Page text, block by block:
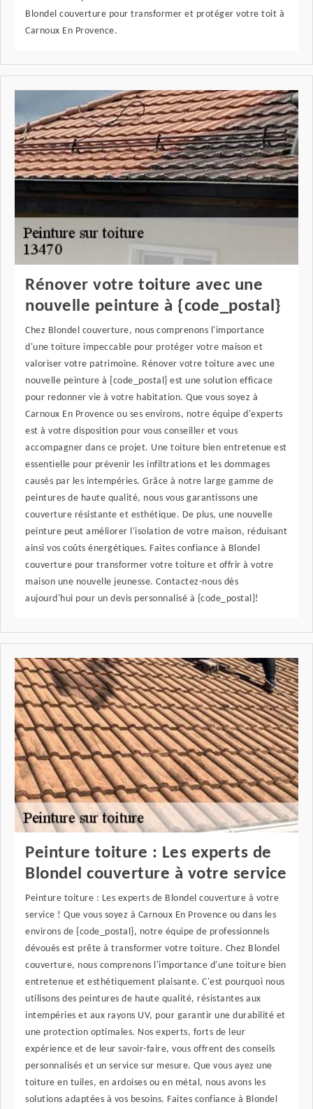
Blondel couverture pour transformer et protéger votre toit à
Carnoux En Provence.
Rénover votre toiture avec une
nouvelle peinture à {code_postal}
Chez Blondel couverture, nous comprenons l'importance
d'une toiture impeccable pour protéger votre maison et
valoriser votre patrimoine. Rénover votre toiture avec une
nouvelle peinture à {code_postal} est une solution efficace
pour redonner vie à votre habitation. Que vous soyez à
Carnoux En Provence ou ses environs, notre équipe d'experts
est à votre disposition pour vous conseiller et vous
accompagner dans ce projet. Une toiture bien entretenue est
essentielle pour prévenir les infiltrations et les dommages
causés par les intempéries. Grâce à notre large gamme de
peintures de haute qualité, nous vous garantissons une
couverture résistante et esthétique. De plus, une nouvelle
peinture peut améliorer l'isolation de votre maison, réduisant
ainsi vos coûts énergétiques. Faites confiance à Blondel
couverture pour transformer votre toiture et offrir à votre
maison une nouvelle jeunesse. Contactez-nous dès
aujourd'hui pour un devis personnalisé à {code_postal}!
Peinture toiture : Les experts de
Blondel couverture à votre service
Peinture toiture : Les experts de Blondel couverture à votre
service ! Que vous soyez à Carnoux En Provence ou dans les
environs de {code_postal}, notre équipe de professionnels
dévoués est prête à transformer votre toiture. Chez Blondel
couverture, nous comprenons l'importance d'une toiture bien
entretenue et esthétiquement plaisante. C'est pourquoi nous
utilisons des peintures de haute qualité, résistantes aux
intempéries et aux rayons UV, pour garantir une durabilité et
une protection optimales. Nos experts, forts de leur
expérience et de leur savoir-faire, vous offrent des conseils
personnalisés et un service sur mesure. Que vous ayez une
toiture en tuiles, en ardoises ou en métal, nous avons les
solutions adaptées à vos besoins. Faites confiance à Blondel